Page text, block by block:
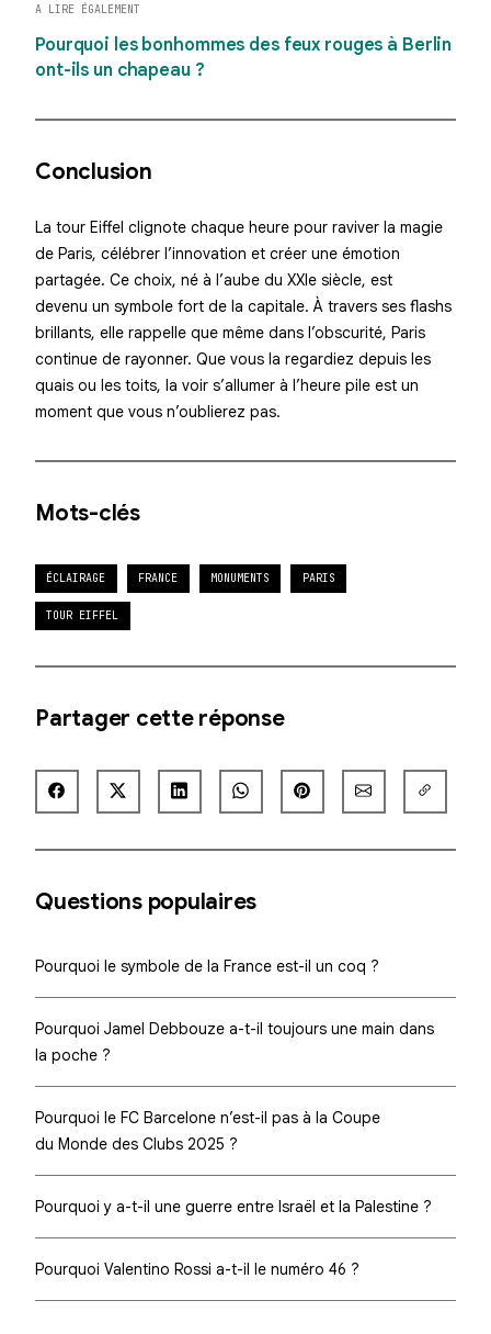
A LIRE ÉGALEMENT
Pourquoi les bonhommes des feux rouges à Berlin
ont-ils un chapeau ?
Conclusion
La tour Eiffel clignote chaque heure pour raviver la magie
de Paris, célébrer l’innovation et créer une émotion
partagée. Ce choix, né à l’aube du XXIe siècle, est
devenu un symbole fort de la capitale. À travers ses flashs
brillants, elle rappelle que même dans l’obscurité, Paris
continue de rayonner. Que vous la regardiez depuis les
quais ou les toits, la voir s’allumer à l’heure pile est un
moment que vous n’oublierez pas.
Mots-clés
ÉCLAIRAGE FRANCE MONUMENTS PARIS
TOUR EIFFEL
Partager cette réponse
Questions populaires
Pourquoi le symbole de la France est-il un coq ?
Pourquoi Jamel Debbouze a-t-il toujours une main dans
la poche ?
Pourquoi le FC Barcelone n’est-il pas à la Coupe
du Monde des Clubs 2025 ?
Pourquoi y a-t-il une guerre entre Israël et la Palestine ?
Pourquoi Valentino Rossi a-t-il le numéro 46 ?